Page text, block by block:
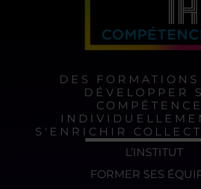
DES
DÉVELOPPER
S'ENRICHIR
L’INSTITUT
FORMER SES